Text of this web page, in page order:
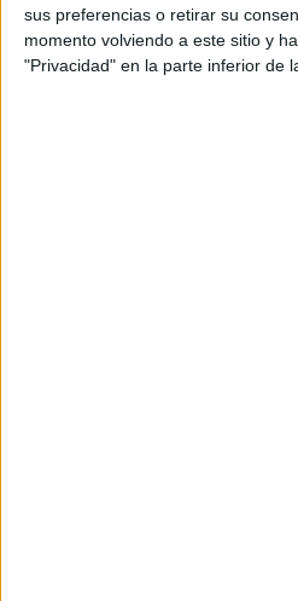
sus preferencias o retirar su
momento volviendo a este sitio y
"Privacidad" en la parte inferior de